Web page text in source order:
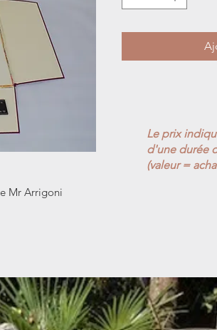
Mr Arrigoni
Le prix
d'une durée
(valeur =